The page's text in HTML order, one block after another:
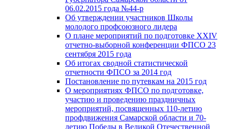
06.02.2015 года №44-р
Об утверждении участников Школы
молодого профсоюзного лидера
О плане мероприятий по подготовке XXIV
отчетно-выборной конференции ФПСО 23
сентября 2015 года
Об итогах сводной статистической
отчетности ФПСО за 2014 год
Постановление по путевкам на 2015 год
О мероприятиях ФПСО по подготовке,
участию и проведению праздничных
мероприятий, посвященных 110-летию
профдвижения Самарской области и 70-
летию Победы в Великой Отечественной